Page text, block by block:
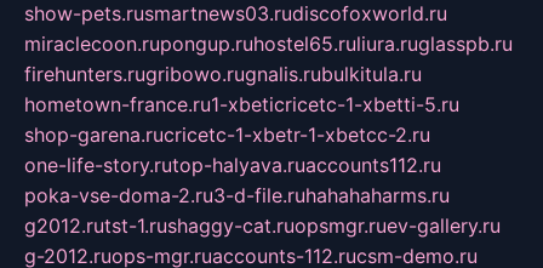
show-pets.rusmartnews03.rudiscofoxworld.ru
miraclecoon.rupongup.ruhostel65.ruliura.ruglasspb.ru
firehunters.rugribowo.rugnalis.rubulkitula.ru
hometown-france.ru1-xbeticricetc-1-xbetti-5.ru
shop-garena.rucricetc-1-xbetr-1-xbetcc-2.ru
one-life-story.rutop-halyava.ruaccounts112.ru
poka-vse-doma-2.ru3-d-file.ruhahahaharms.ru
g2012.rutst-1.rushaggy-cat.ruopsmgr.ruev-gallery.ru
g-2012.ruops-mgr.ruaccounts-112.rucsm-demo.ru